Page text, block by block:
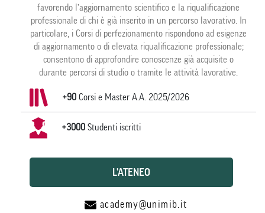
favorendo l’aggiornamento scientifico e la riqualificazione
professionale di chi è già inserito in un percorso lavorativo. In
particolare, i Corsi di perfezionamento rispondono ad esigenze
di aggiornamento o di elevata riqualificazione professionale;
consentono di approfondire conoscenze già acquisite o
durante percorsi di studio o tramite le attività lavorative.
+90 Corsi e Master A.A. 2025/2026
+3000 Studenti iscritti
L'ATENEO
academy@unimib.it